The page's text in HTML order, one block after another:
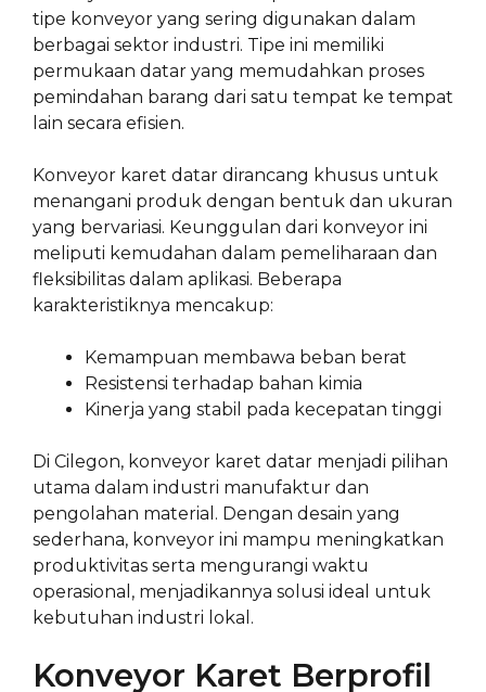
tipe konveyor yang sering digunakan dalam
berbagai sektor industri. Tipe ini memiliki
permukaan datar yang memudahkan proses
pemindahan barang dari satu tempat ke tempat
lain secara efisien.
Konveyor karet datar dirancang khusus untuk
menangani produk dengan bentuk dan ukuran
yang bervariasi. Keunggulan dari konveyor ini
meliputi kemudahan dalam pemeliharaan dan
fleksibilitas dalam aplikasi. Beberapa
karakteristiknya mencakup:
Kemampuan membawa beban berat
Resistensi terhadap bahan kimia
Kinerja yang stabil pada kecepatan tinggi
Di Cilegon, konveyor karet datar menjadi pilihan
utama dalam industri manufaktur dan
pengolahan material. Dengan desain yang
sederhana, konveyor ini mampu meningkatkan
produktivitas serta mengurangi waktu
operasional, menjadikannya solusi ideal untuk
kebutuhan industri lokal.
Konveyor Karet Berprofil